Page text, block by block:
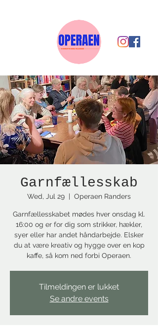
Garnfællesskab
Wed, Jul 29
  |
Operaen Randers
Garnfællesskabet mødes hver onsdag kl.
16:00 og er for dig som strikker, hækler,
syer eller har andet håndarbejde. Elsker
du at være kreativ og hygge over en kop
kaffe, så kom ned forbi Operaen.
Tilmeldingen er lukket
Se andre events